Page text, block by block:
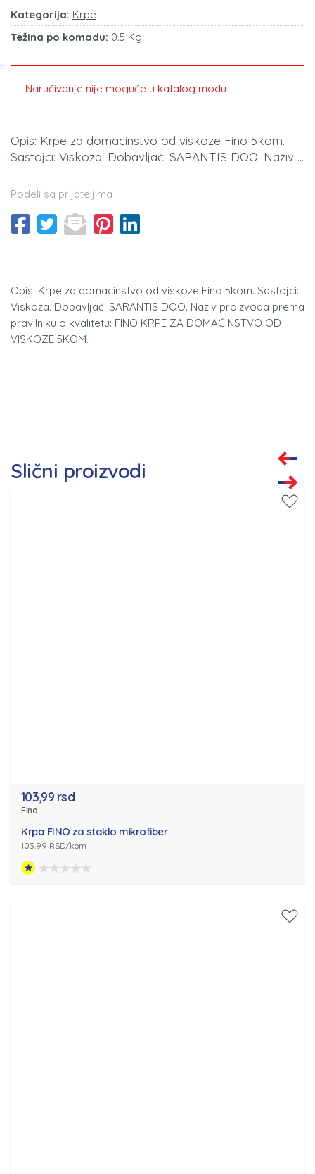
Kategorija: Krpe
Težina po komadu: 0.5 Kg
Naručivanje nije moguće u katalog modu
Opis: Krpe za domacinstvo od viskoze Fino 5kom.
Sastojci: Viskoza. Dobavljač: SARANTIS DOO. Naziv ...
Podeli sa prijateljima
Opis: Krpe za domacinstvo od viskoze Fino 5kom. Sastojci:
Viskoza. Dobavljač: SARANTIS DOO. Naziv proizvoda prema
pravilniku o kvalitetu: FINO KRPE ZA DOMAĆINSTVO OD
VISKOZE 5KOM.
Slični proizvodi
103,99 rsd
Fino
Krpa FINO za staklo mikrofiber
103.99 RSD/kom